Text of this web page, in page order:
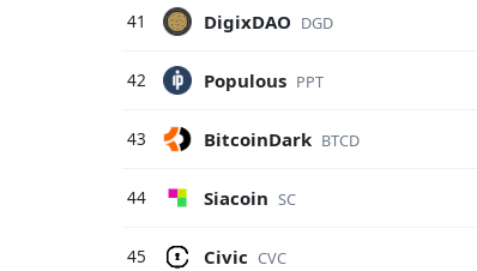
41 DigixDAO DGD
42 Populous PPT
43 BitcoinDark BTCD
44 Siacoin SC
45 Civic CVC